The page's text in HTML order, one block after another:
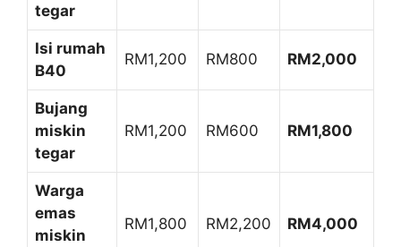
tegar
Isi rumah
B40
RM1,200 RM800 RM2,000
Bujang
miskin
tegar
RM1,200 RM600 RM1,800
Warga
emas
miskin
RM1,800 RM2,200 RM4,000